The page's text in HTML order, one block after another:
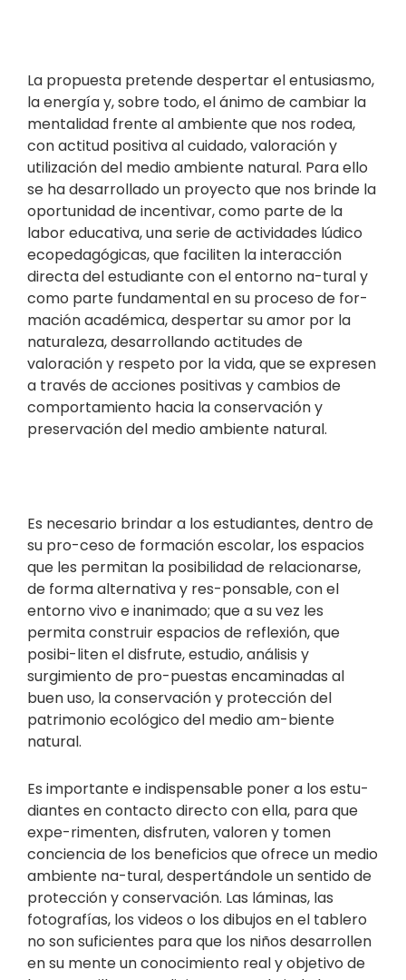
La propuesta pretende despertar el entusiasmo,
la energía y, sobre todo, el ánimo de cambiar la
mentalidad frente al ambiente que nos rodea,
con actitud positiva al cuidado, valoración y
utilización del medio ambiente natural. Para ello
se ha desarrollado un proyecto que nos brinde la
oportunidad de incentivar, como parte de la
labor educativa, una serie de actividades lúdico
ecopedagógicas, que faciliten la interacción
directa del estudiante con el entorno na-tural y
como parte fundamental en su proceso de for-
mación académica, despertar su amor por la
naturaleza, desarrollando actitudes de
valoración y respeto por la vida, que se expresen
a través de acciones positivas y cambios de
comportamiento hacia la conservación y
preservación del medio ambiente natural.
Es necesario brindar a los estudiantes, dentro de
su pro-ceso de formación escolar, los espacios
que les permitan la posibilidad de relacionarse,
de forma alternativa y res-ponsable, con el
entorno vivo e inanimado; que a su vez les
permita construir espacios de reflexión, que
posibi-liten el disfrute, estudio, análisis y
surgimiento de pro-puestas encaminadas al
buen uso, la conservación y protección del
patrimonio ecológico del medio am-biente
natural.
Es importante e indispensable poner a los estu-
diantes en contacto directo con ella, para que
expe-rimenten, disfruten, valoren y tomen
conciencia de los beneficios que ofrece un medio
ambiente na-tural, despertándole un sentido de
protección y conservación. Las láminas, las
fotografías, los videos o los dibujos en el tablero
no son suficientes para que los niños desarrollen
en su mente un conocimiento real y objetivo de